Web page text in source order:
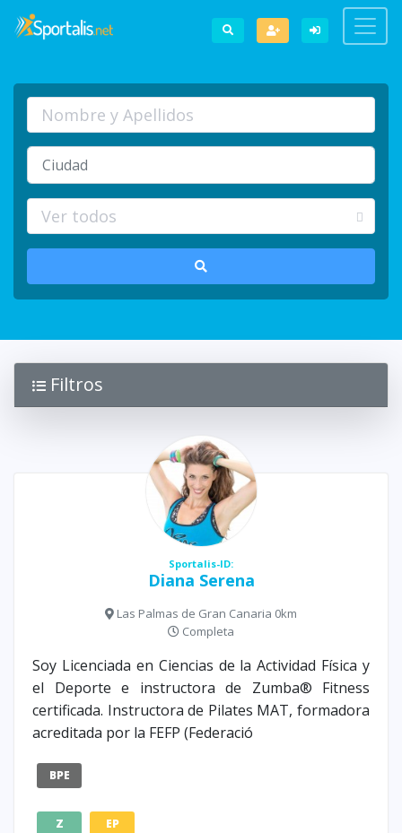
Filtros
Sportalis-ID:
Diana Serena
Las Palmas de Gran Canaria 0km
Completa
Soy Licenciada en Ciencias de la Actividad Física y
el Deporte e instructora de Zumba® Fitness
certificada. Instructora de Pilates MAT, formadora
acreditada por la FEFP (Federació
BPE
Z EP